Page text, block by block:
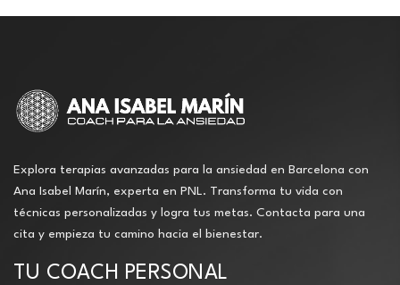
Explora terapias avanzadas para la ansiedad en Barcelona con
Ana Isabel Marín, experta en PNL. Transforma tu vida con
técnicas personalizadas y logra tus metas. Contacta para una
cita y empieza tu camino hacia el bienestar.
TU COACH PERSONAL